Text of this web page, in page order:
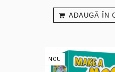
ADAUGĂ ÎN
NOU